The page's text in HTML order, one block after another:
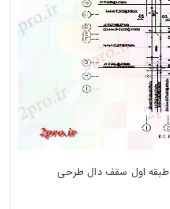
دانلود نقشه طراحی جزئیات ساختار RC طبقه اول سقف دال طرحی